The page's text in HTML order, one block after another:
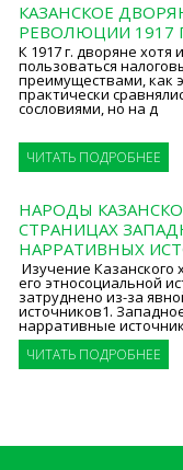
КАЗАНСКОЕ
РЕВОЛЮЦИИ 1917
К 1917 г. дворяне хотя
пользоваться
преимуществами, как
практически
сословиями, но на д
ЧИТАТЬ ПОДРОБНЕЕ
НАРОДЫ
СТРАНИЦАХ
НАРРАТИВНЫХ
Изучение Казанского
его этносоциальной
затруднено из-за
источников1.
нарративные
ЧИТАТЬ ПОДРОБНЕЕ